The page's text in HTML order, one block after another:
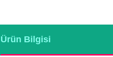
Ürün Bilgisi